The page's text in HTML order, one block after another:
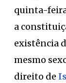
quinta-
a
existência
mesmo
direito de